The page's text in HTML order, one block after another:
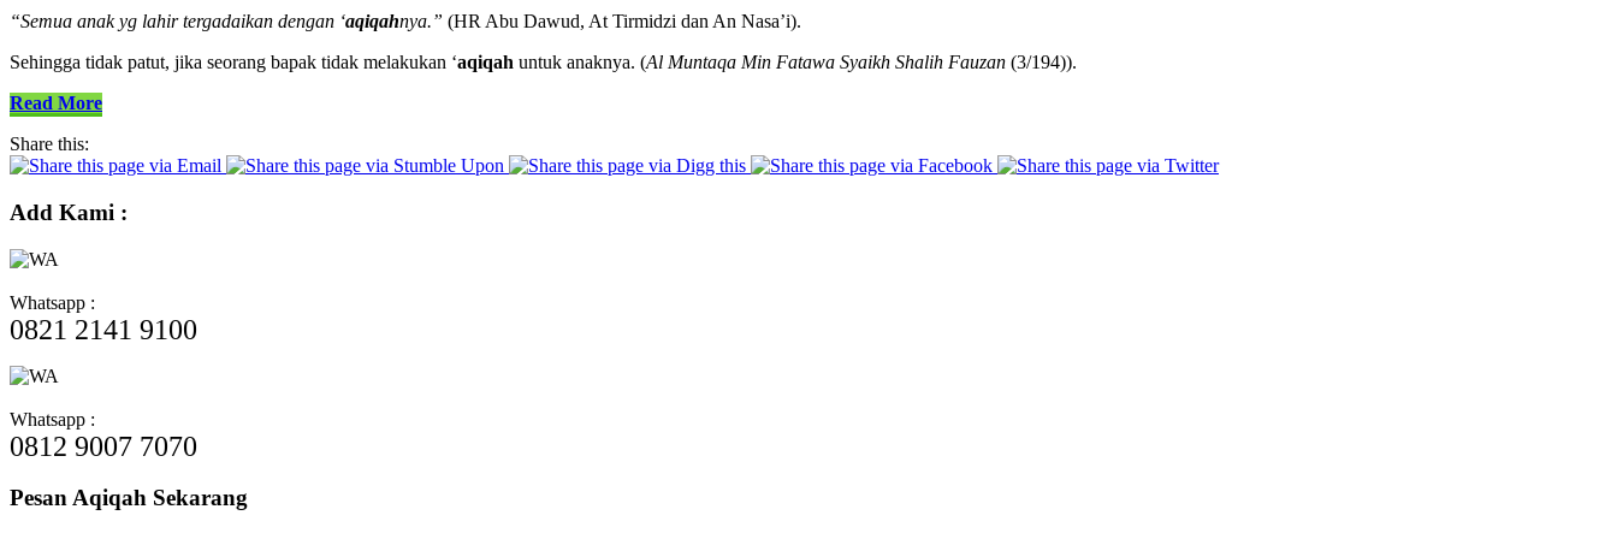
“Semua anak yg lahir tergadaikan dengan ‘aqiqahnya.” (HR Abu Dawud, At Tirmidzi dan An Nasa’i).
Sehingga tidak patut, jika seorang bapak tidak melakukan ‘aqiqah untuk anaknya. (Al Muntaqa Min Fatawa Syaikh Shalih Fauzan (3/194)).
Read More
Share this:
Add Kami :
Whatsapp :
0821 2141 9100
Whatsapp :
0812 9007 7070
Pesan Aqiqah Sekarang